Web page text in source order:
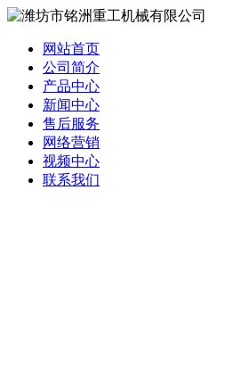
网站首页
公司简介
产品中心
新闻中心
售后服务
网络营销
视频中心
联系我们